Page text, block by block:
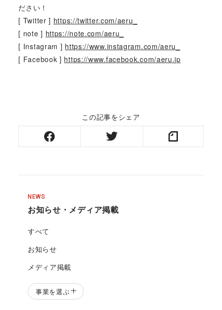
ださい！
[ Twitter ] https://twitter.com/aeru_
[ note ] https://note.com/aeru_
[ Instagram ] https://www.instagram.com/aeru_
[ Facebook ] https://www.facebook.com/aeru.jp
この記事をシェア
NEWS
お知らせ・メディア掲載
すべて
お知らせ
メディア掲載
事業を選ぶ